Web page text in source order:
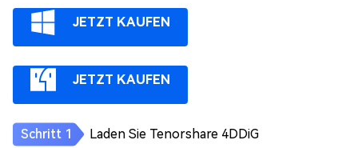
JETZT KAUFEN
JETZT KAUFEN
Laden Sie Tenorshare 4DDiG